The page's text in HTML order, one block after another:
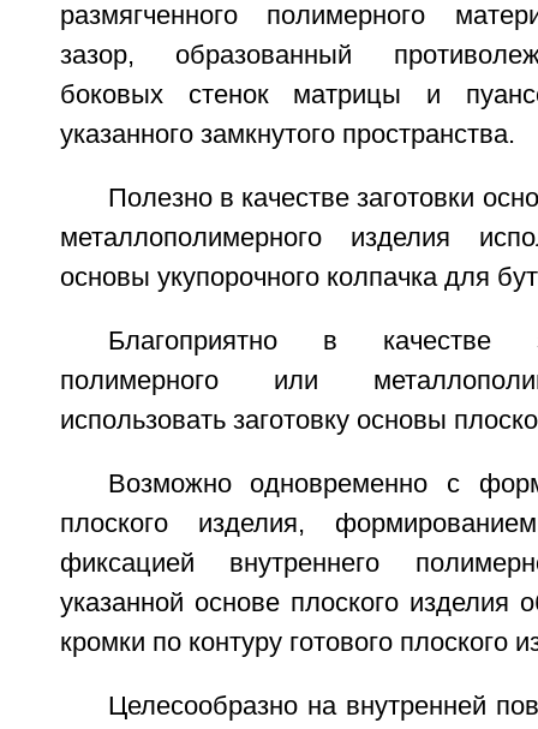
размягченного полимерного
зазор, образованный
боковых стенок матрицы и
указанного замкнутого пространства.
Полезно в качестве заготовки
металлополимерного изделия
основы укупорочного колпачка для
Благоприятно в качестве
полимерного или
использовать заготовку основы
Возможно одновременно с
плоского изделия,
фиксацией внутреннего
указанной основе плоского изделия
кромки по контуру готового плоского
Целесообразно на внутренней